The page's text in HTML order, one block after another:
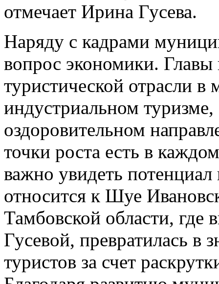
отмечает Ирина Гусева.
Наряду с кадрами
вопрос экономики. Главы
туристической отрасли
индустриальном
оздоровительном
точки роста есть в
важно увидеть потенциал
относится к Шуе
Тамбовской области,
Гусевой, превратилась в
туристов за счет